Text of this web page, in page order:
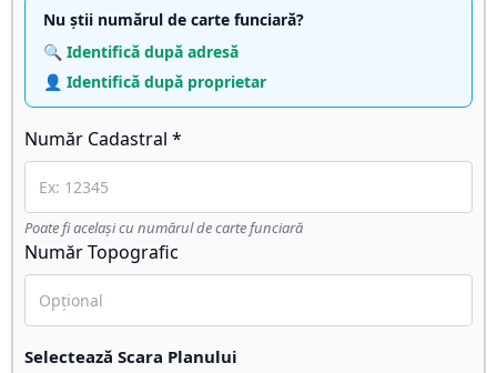
Nu știi numărul de carte funciară?
🔍 Identifică după adresă
👤 Identifică după proprietar
Număr Cadastral *
Poate fi același cu numărul de carte funciară
Număr Topografic
Selectează Scara Planului